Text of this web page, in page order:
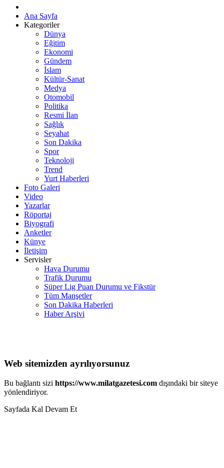
Ana Sayfa
Kategoriler
Dünya
Eğitim
Ekonomi
Gündem
İslam
Kültür-Sanat
Medya
Otomobil
Politika
Resmi İlan
Sağlık
Seyahat
Son Dakika
Spor
Teknoloji
Trend
Yurt Haberleri
Foto Galeri
Video
Yazarlar
Röportaj
Biyografi
Anketler
Künye
İletişim
Servisler
Hava Durumu
Trafik Durumu
Süper Lig Puan Durumu ve Fikstür
Tüm Manşetler
Son Dakika Haberleri
Haber Arşivi
Web sitemizden ayrılıyorsunuz
Bu bağlantı sizi https://www.milatgazetesi.com dışındaki bir siteye
yönlendiriyor.
Sayfada Kal Devam Et